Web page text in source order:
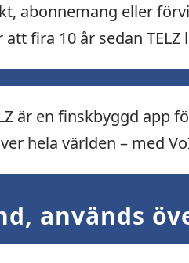
abonnemang eller
fira 10 år sedan TELZ
är en finskbyggd
hela världen – med
används